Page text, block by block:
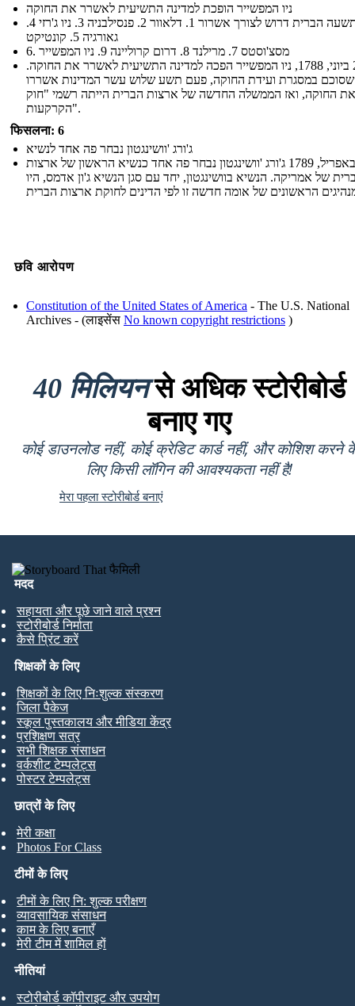
ניו המפשייר הופכת למדינה התשיעית לאשרר את החוקה
תשעה הברית דרוש לצורך אשרור 1. דלאוור 2. פנסילבניה 3. ניו ג'רזי 4.
גאורגיה 5. קונטיקט
6. מסצ'וסטס 7. מרילנד 8. דרום קרוליינה 9. ניו המפשייר
ב -21 ביוני, 1788, ניו המפשייר הפכה למדינה התשיעית לאשרר את החוקה.
שסוכם במסגרת ועידת החוקה, פעם תשע שלוש עשר המדינות אשררו
את החוקה, ואז הממשלה החדשה של ארצות הברית הייתה רשמי "חוק
הקרקעות".
फिसलना: 6
ג'ורג 'וושינגטון נבחר פה אחד לנשיא
ב -30 באפריל, 1789 ג'ורג 'וושינגטון נבחר פה אחד כנשיא הראשון של ארצות
של אמריקה. הנשיא בוושינגטון, יחד עם סגן הנשיא ג'ון אדמס, היו
छवि आरोपण
Constitution of the United States of America - The U.S. National
Archives - (लाइसेंस No known copyright restrictions )
40 मिलियनसे अधिक स्टोरीबोर्ड
बनाए गए
कोई डाउनलोड नहीं, कोई क्रेडिट कार्ड नहीं, और कोशिश करने
लिए किसी लॉगिन की आवश्यकता नहीं है!
मेरा पहला स्टोरीबोर्ड बनाएं
मदद
सहायता और पूछे जाने वाले प्रश्न
स्टोरीबोर्ड निर्माता
कैसे प्रिंट करें
छात्रों के लिए
मेरी कक्षा
Photos For Class
शिक्षकों के लिए
शिक्षकों के लिए निःशुल्क संस्करण
जिला पैकेज
स्कूल पुस्तकालय और मीडिया केंद्र
प्रशिक्षण सत्र
सभी शिक्षक संसाधन
वर्कशीट टेम्पलेट्स
पोस्टर टेम्पलेट्स
टीमों के लिए
टीमों के लिए नि: शुल्क परीक्षण
व्यावसायिक संसाधन
काम के लिए बनाएँ
मेरी टीम में शामिल हों
नीतियां
स्टोरीबोर्ड कॉपीराइट और उपयोग